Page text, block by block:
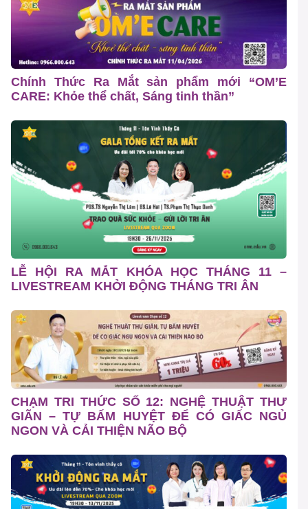
Chính Thức Ra Mắt sản phẩm mới “OM’E
CARE: Khỏe thể chất, Sáng tinh thần”
LỄ HỘI RA MẮT KHÓA HỌC THÁNG 11 –
LIVESTREAM KHỞI ĐỘNG THÁNG TRI ÂN
CHẠM TRI THỨC SỐ 12: NGHỆ THUẬT THƯ
GIÃN – TỰ BẤM HUYỆT ĐỂ CÓ GIẤC NGỦ
NGON VÀ CẢI THIỆN NÃO BỘ